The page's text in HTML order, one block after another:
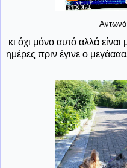
κι όχι μόνο αυτό αλλά
ημέρες πριν έγινε ο